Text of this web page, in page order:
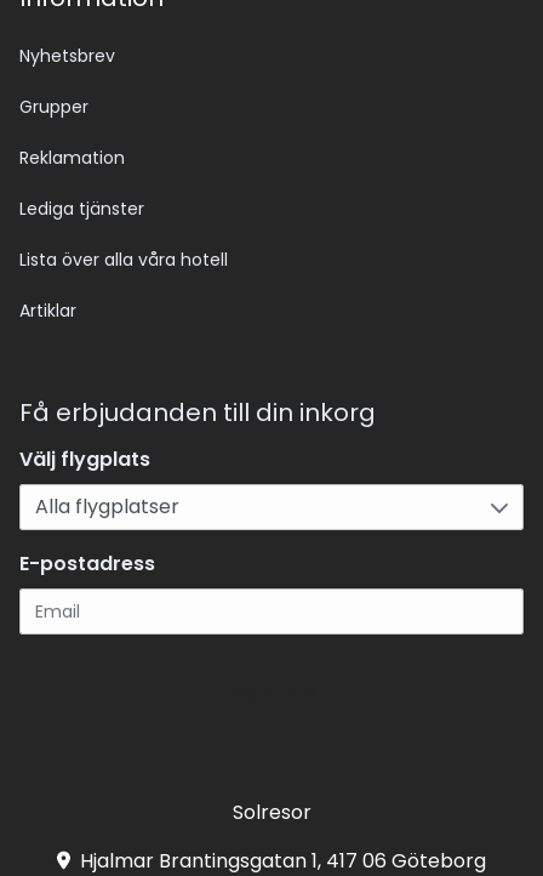
Nyhetsbrev
Grupper
Reklamation
Lediga tjänster
Lista över alla våra hotell
Artiklar
Få erbjudanden till din inkorg
Välj flygplats
E-postadress
Solresor
Hjalmar Brantingsgatan 1, 417 06 Göteborg